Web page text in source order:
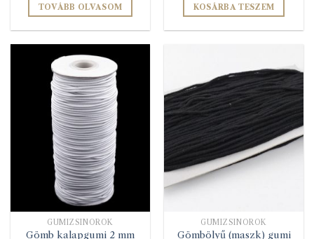
TOVÁBB OLVASOM KOSÁRBA TESZEM
GUMIZSINÓROK
Gömb kalapgumi 2 mm
GUMIZSINÓROK
Gömbölyű (maszk) gumi